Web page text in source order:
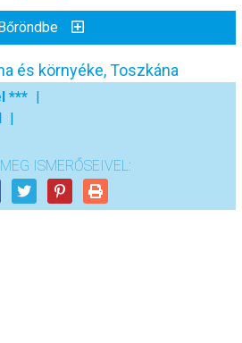
és környéke, Toszkána
***
ISMERŐSEIVEL: